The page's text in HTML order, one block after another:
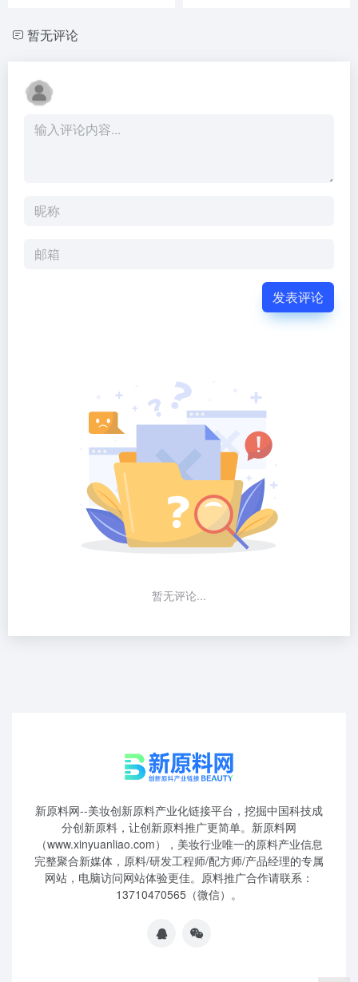
暂无评论
发表评论
暂无评论...
新原料网--美妆创新原料产业化链接平台，挖掘中国科技成
分创新原料，让创新原料推广更简单。新原料网
（www.xinyuanliao.com），美妆行业唯一的原料产业信息
完整聚合新媒体，原料/研发工程师/配方师/产品经理的专属
网站，电脑访问网站体验更佳。原料推广合作请联系：
13710470565（微信）。